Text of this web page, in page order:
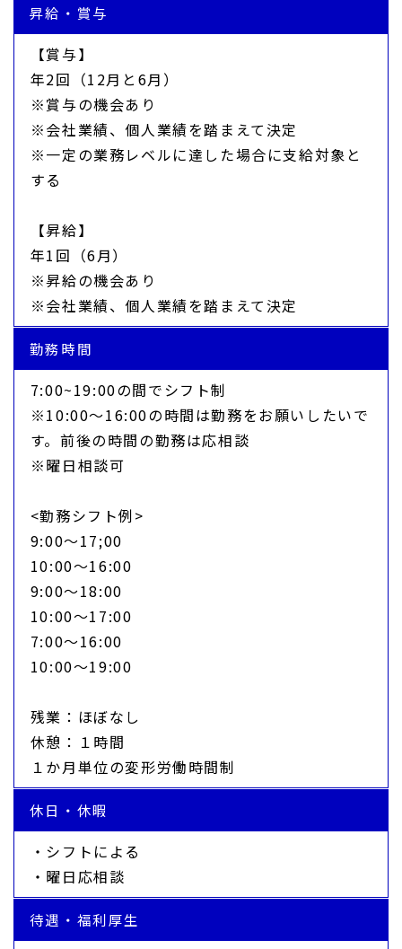
昇給・賞与
【賞与】
年2回（12月と6月）
※賞与の機会あり
※会社業績、個人業績を踏まえて決定
※一定の業務レベルに達した場合に支給対象と
する
【昇給】
年1回（6月）
※昇給の機会あり
※会社業績、個人業績を踏まえて決定
勤務時間
7:00~19:00の間でシフト制
※10:00～16:00の時間は勤務をお願いしたいで
す。前後の時間の勤務は応相談
※曜日相談可
<勤務シフト例>
9:00～17;00
10:00～16:00
9:00～18:00
10:00～17:00
7:00～16:00
10:00～19:00
残業：ほぼなし
休憩：１時間
１か月単位の変形労働時間制
休日・休暇
・シフトによる
・曜日応相談
待遇・福利厚生